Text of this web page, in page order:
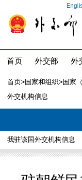
首页 外交部 外
首页>国家和组织>国家
外交机构信息
我驻该国外交机构信息